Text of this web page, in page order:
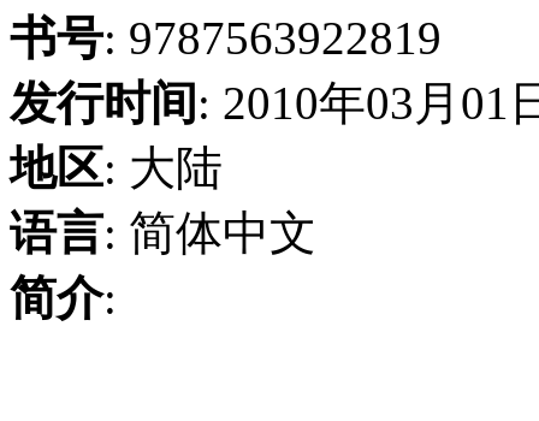
书号: 9787563922819
发行时间 : 2010年03月01
地区: 大陆
语言: 简体中文
简介: